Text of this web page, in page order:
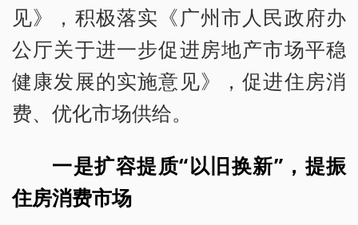
见》，积极落实《广州市人民政府办
公厅关于进一步促进房地产市场平稳
健康发展的实施意见》，促进住房消
费、优化市场供给。
一是扩容提质“以旧换新”，提振
住房消费市场